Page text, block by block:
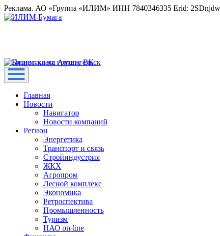
Реклама. АО «Группа «ИЛИМ» ИНН 7840346335 Erid:
Главная
Новости
Навигатор
Новости компаний
Регион
Энергетика
Транспорт и связь
Стройиндустрия
ЖКХ
Агропром
Лесной комплекс
Экономика
Ретроспектива
Промышленность
Туризм
НАО on-line